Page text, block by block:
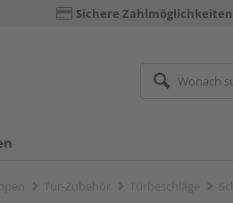
Sichere Zahlmöglichkeiten